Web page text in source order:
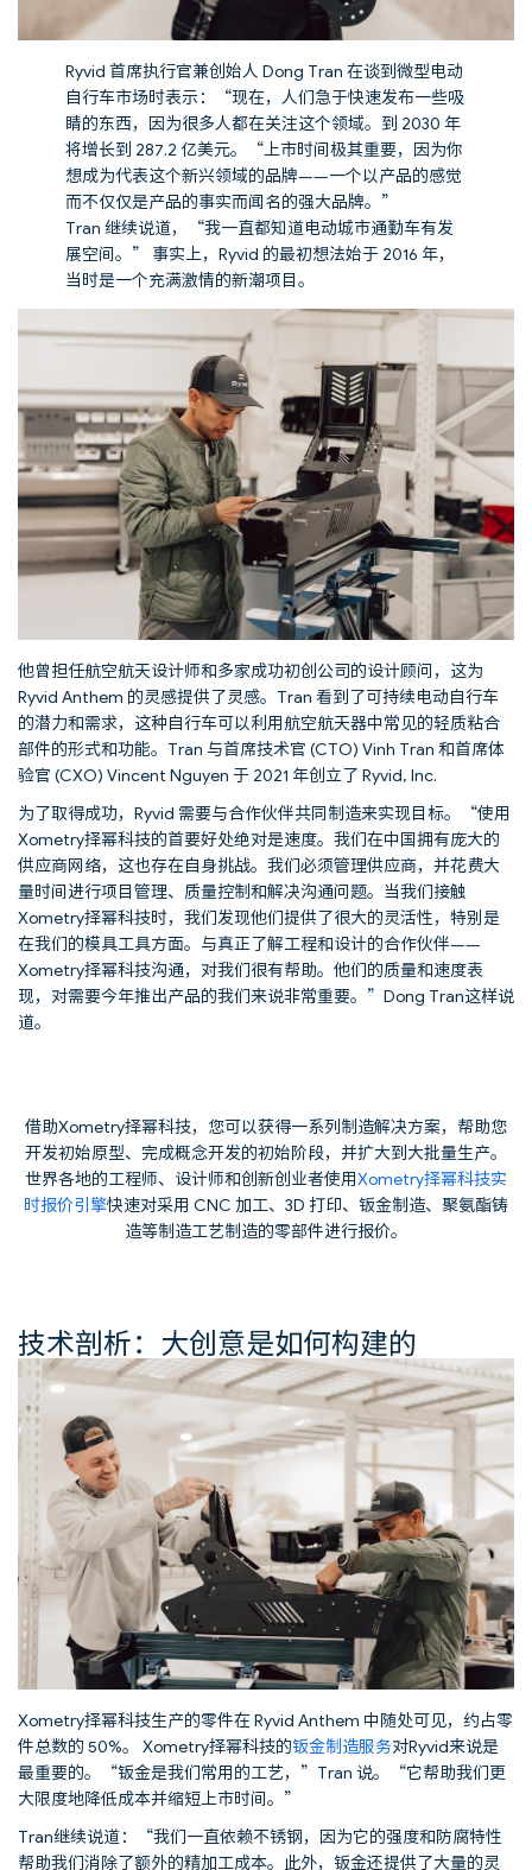
Ryvid 首席执行官兼创始人 Dong Tran 在谈到微型电动
自行车市场时表示：“现在，人们急于快速发布一些吸
睛的东西，因为很多人都在关注这个领域。到 2030 年
将增长到 287.2 亿美元。“上市时间极其重要，因为你
想成为代表这个新兴领域的品牌——一个以产品的感觉
而不仅仅是产品的事实而闻名的强大品牌。”
Tran 继续说道，“我一直都知道电动城市通勤车有发
展空间。” 事实上，Ryvid 的最初想法始于 2016 年，
当时是一个充满激情的新潮项目。
他曾担任航空航天设计师和多家成功初创公司的设计顾问，这为
Ryvid Anthem 的灵感提供了灵感。Tran 看到了可持续电动自行车
的潜力和需求，这种自行车可以利用航空航天器中常见的轻质粘合
部件的形式和功能。Tran 与首席技术官 (CTO) Vinh Tran 和首席体
验官 (CXO) Vincent Nguyen 于 2021 年创立了 Ryvid, Inc.
为了取得成功，Ryvid 需要与合作伙伴共同制造来实现目标。“使用
Xometry择幂科技的首要好处绝对是速度。我们在中国拥有庞大的
供应商网络，这也存在自身挑战。我们必须管理供应商，并花费大
量时间进行项目管理、质量控制和解决沟通问题。当我们接触
Xometry择幂科技时，我们发现他们提供了很大的灵活性，特别是
在我们的模具工具方面。与真正了解工程和设计的合作伙伴——
Xometry择幂科技沟通，对我们很有帮助。他们的质量和速度表
现，对需要今年推出产品的我们来说非常重要。”Dong Tran这样说
道。
借助Xometry择幂科技，您可以获得一系列制造解决方案，帮助您
开发初始原型、完成概念开发的初始阶段，并扩大到大批量生产。
世界各地的工程师、设计师和创新创业者使用Xometry择幂科技实
时报价引擎快速对采用 CNC 加工、3D 打印、钣金制造、聚氨酯铸
造​​等制造工艺制造的零部件进行报价。
技术剖析：大创意是如何构建的
Xometry择幂科技生产的零件在 Ryvid Anthem 中随处可见，约占零
件总数的 50%。 Xometry择幂科技的钣金制造服务对Ryvid来说是
最重要的。“钣金是我们常用的工艺，”Tran 说。“它帮助我们更
大限度地降低成本并缩短上市时间。”
Tran继续说道：“我们一直依赖不锈钢，因为它的强度和防腐特性
帮助我们消除了额外的精加工成本。此外，钣金还提供了大量的灵